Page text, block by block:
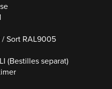
Sort RAL9005
(Bestilles separat)